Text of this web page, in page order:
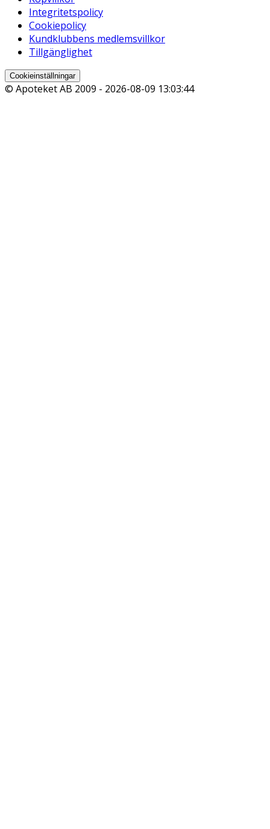
Integritetspolicy
Cookiepolicy
Kundklubbens medlemsvillkor
Tillgänglighet
Cookieinställningar
© Apoteket AB 2009 - 2026-08-09 13:03:44